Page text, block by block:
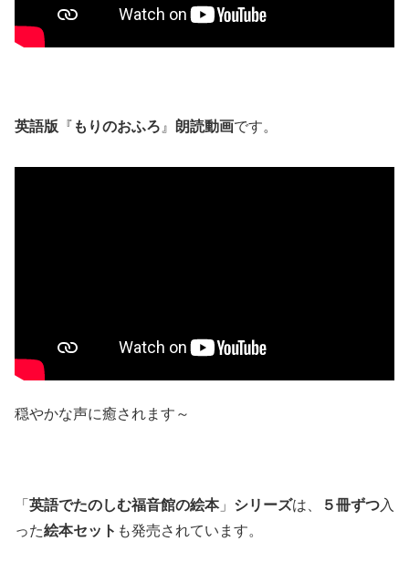
英語版 『 もりのおふろ 』 朗読動画です。
穏やかな声に癒されます～
「 英語でたのしむ福音館の絵本」 シリーズは、 ５冊ずつ入
った絵本セット も発売されています。